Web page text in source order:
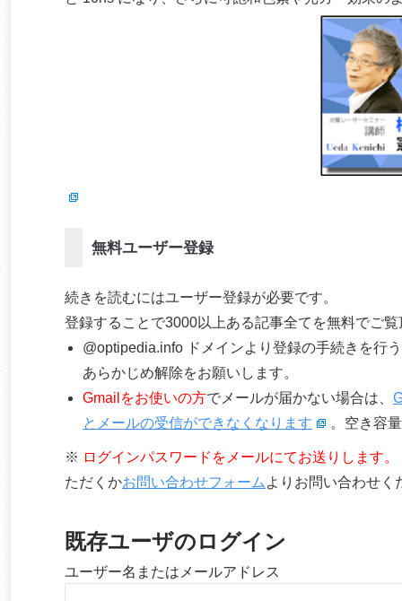
無料ユーザー登録
続きを読むにはユーザー登録が必要です。
登録することで3000以上ある記事全てを無料でご
@optipedia.info ドメインより登録の手続きを行
あらかじめ解除をお願いします。
Gmailをお使いの方でメールが届かない場合は、
とメールの受信ができなくなります
。空き容
※ ログインパスワードをメールにてお送りします。
ただくかお問い合わせフォーム よりお問い合わせく
既存ユーザのログイン
ユーザー名またはメールアドレス